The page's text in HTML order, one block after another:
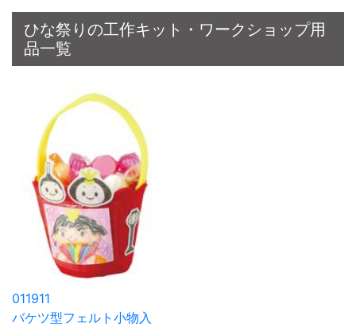
ひな祭りの工作キット・ワークショップ用
品一覧
011911
バケツ型フェルト小物入